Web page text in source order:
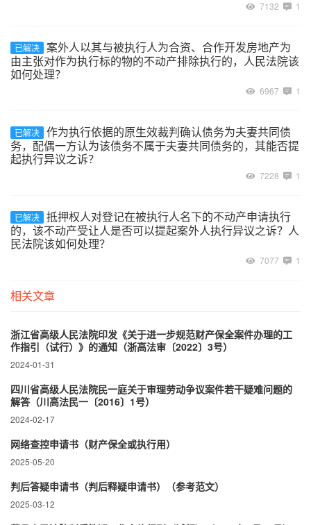
7132 1
已解决 案外人以其与被执行人为合资、合作开发房地产为
由主张对作为执行标的物的不动产排除执行的，人民法院该
如何处理？
6967 1
已解决 作为执行依据的原生效裁判确认债务为夫妻共同债
务，配偶一方认为该债务不属于夫妻共同债务的，其能否提
起执行异议之诉？
7228 1
已解决 抵押权人对登记在被执行人名下的不动产申请执行
的，该不动产受让人是否可以提起案外人执行异议之诉？人
民法院该如何处理？
7077 1
相关文章
浙江省高级人民法院印发《关于进一步规范财产保全案件办理的工
作指引（试行）》的通知（浙高法审〔2022〕3号）
2024-01-31
四川省高级人民法院民一庭关于审理劳动争议案件若干疑难问题的
解答（川高法民一〔2016〕1号）
2024-02-17
网络查控申请书（财产保全或执行用）
2025-05-20
判后答疑申请书（判后释疑申请书）（参考范文）
2025-03-12